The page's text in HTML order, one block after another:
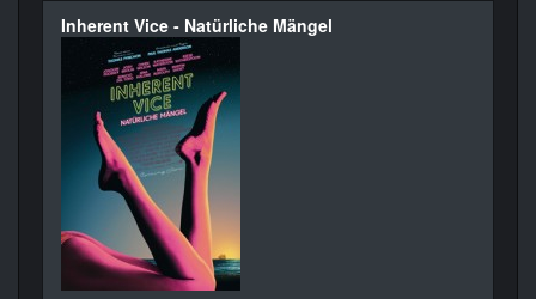
Inherent Vice - Natürliche Mängel